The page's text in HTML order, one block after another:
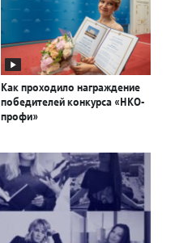
Как проходило награждение
победителей конкурса «НКО-
профи»